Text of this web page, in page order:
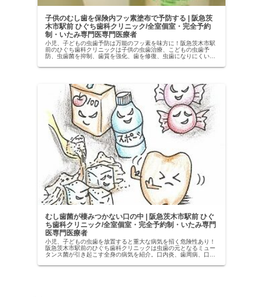
子供のむし歯を保険内フッ素塗布で予防する | 阪急茨
木市駅前 ひぐち歯科クリニック/全室個室・完全予約
制・いたみ専門医専門医療者
小児、子どもの虫歯予防は万能のフッ素を味方に！阪急茨木市駅
前のひぐち歯科クリニックは子供の虫歯治療、こどもの虫歯予
防、虫歯菌を抑制、歯質を強化、歯を修復、虫歯になりにくい歯
推奨。乳歯が生えるたびのフッ素塗布で子供の歯に最強の虫歯予
むし歯菌が棲みつかない口の中 | 阪急茨木市駅前 ひぐ
ち歯科クリニック/全室個室・完全予約制・いたみ専門
医専門医療者
小児、子どもの虫歯を放置すると重大な病気を招く危険性あり！
阪急茨木市駅前のひぐち歯科クリニックは虫歯の元となるミュー
タンス菌が引き起こす全身の病気を紹介。口内炎、歯周病、口の
炎、脳出血、クローン病、潰瘍性大腸炎などの原因に。虫歯は予